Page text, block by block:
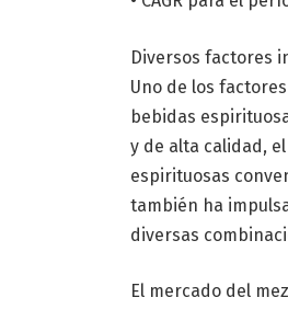
Diversos factores
Uno de los
bebidas
y de alta calidad,
espirituosas
también ha
diversas
El mercado del